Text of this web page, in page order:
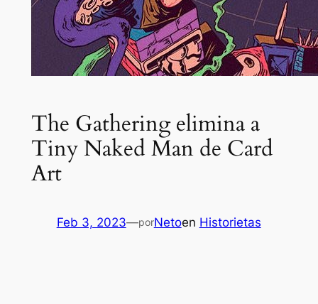
The Gathering elimina a
Tiny Naked Man de Card
Art
Feb 3, 2023—porNetoen Historietas